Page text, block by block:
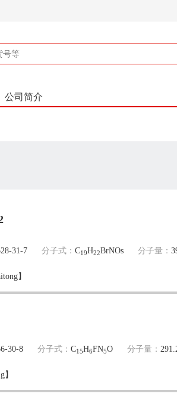
公司简介
31-7 分子式： C19H22BrNOs 分子量：
】
30-8 分子式： C15H6FN5O 分子量：
】